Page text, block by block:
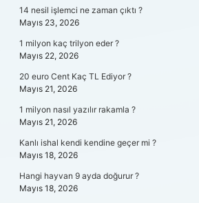
14 nesil işlemci ne zaman çıktı ?
Mayıs 23, 2026
1 milyon kaç trilyon eder ?
Mayıs 22, 2026
20 euro Cent Kaç TL Ediyor ?
Mayıs 21, 2026
1 milyon nasıl yazılır rakamla ?
Mayıs 21, 2026
Kanlı ishal kendi kendine geçer mi ?
Mayıs 18, 2026
Hangi hayvan 9 ayda doğurur ?
Mayıs 18, 2026